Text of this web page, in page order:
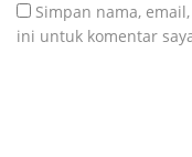
Simpan nama,
ini untuk komentar